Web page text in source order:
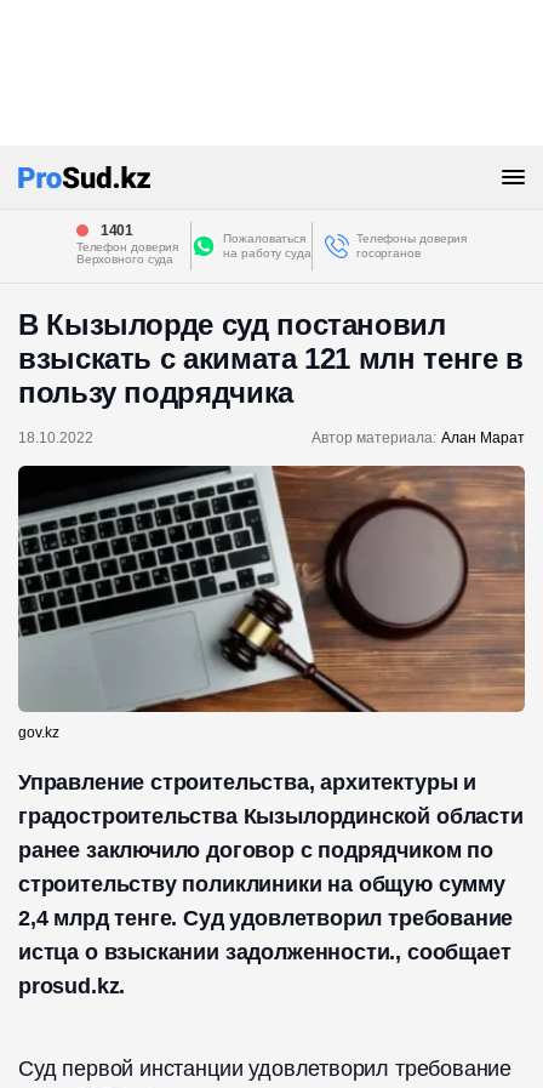
1401
Телефон доверия
Верховного суда
Пожаловаться
на работу суда
Телефоны доверия
госорганов
В Кызылорде суд постановил
взыскать с акимата 121 млн тенге в
пользу подрядчика
18.10.2022 Автор материала: Алан Марат
gov.kz
Управление строительства, архитектуры и
градостроительства Кызылординской области
ранее заключило договор с подрядчиком по
строительству поликлиники на общую сумму
2,4 млрд тенге. Суд удовлетворил требование
истца о взыскании задолженности., сообщает
prosud.kz.
Суд первой инстанции удовлетворил требование